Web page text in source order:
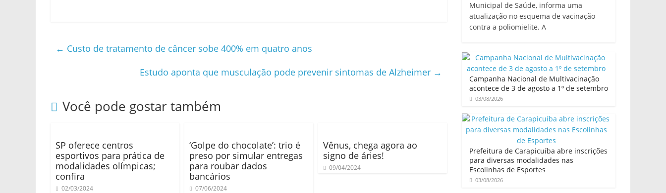
← Custo de tratamento de câncer sobe 400% em quatro anos
Estudo aponta que musculação pode prevenir sintomas de Alzheimer →
Você pode gostar também
SP oferece centros
esportivos para prática de
modalidades olímpicas;
confira
02/03/2024
‘Golpe do chocolate’: trio é
preso por simular entregas
para roubar dados
bancários
07/06/2024
Vênus, chega agora ao
signo de áries!
09/04/2024
Municipal de Saúde, informa uma
atualização no esquema de vacinação
contra a poliomielite. A
Campanha Nacional de Multivacinação
acontece de 3 de agosto a 1º de setembro
03/08/2026
Prefeitura de Carapicuíba abre inscrições
para diversas modalidades nas
Escolinhas de Esportes
03/08/2026